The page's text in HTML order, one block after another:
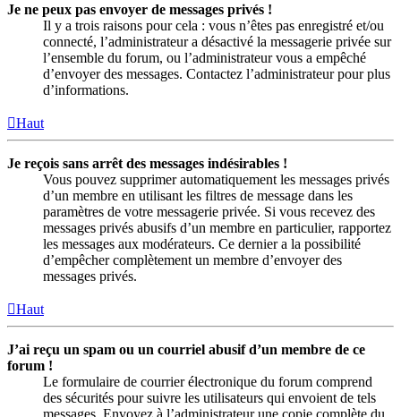
Je ne peux pas envoyer de messages privés !
Il y a trois raisons pour cela : vous n’êtes pas enregistré et/ou
connecté, l’administrateur a désactivé la messagerie privée sur
l’ensemble du forum, ou l’administrateur vous a empêché
d’envoyer des messages. Contactez l’administrateur pour plus
d’informations.
Haut
Je reçois sans arrêt des messages indésirables !
Vous pouvez supprimer automatiquement les messages privés
d’un membre en utilisant les filtres de message dans les
paramètres de votre messagerie privée. Si vous recevez des
messages privés abusifs d’un membre en particulier, rapportez
les messages aux modérateurs. Ce dernier a la possibilité
d’empêcher complètement un membre d’envoyer des
messages privés.
Haut
J’ai reçu un spam ou un courriel abusif d’un membre de ce
forum !
Le formulaire de courrier électronique du forum comprend
des sécurités pour suivre les utilisateurs qui envoient de tels
messages. Envoyez à l’administrateur une copie complète du